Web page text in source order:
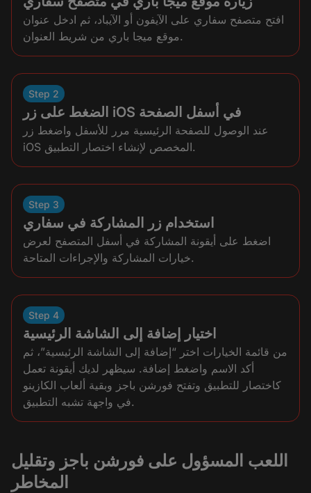
افتح متصفح سفاري على الآيفون أو الآيباد، ثم ادخل عنوان
موقع ميجا باري من شريط العنوان.
Step 2
الضغط على زر iOS في أسفل الصفحة
عند الوصول للصفحة الرئيسية مرر للأسفل واضغط زر
iOS المخصص لإنشاء اختصار التطبيق.
Step 3
استخدام زر المشاركة في سفاري
اضغط على أيقونة المشاركة في أسفل المتصفح لعرض
خيارات المشاركة والإجراءات المتاحة.
Step 4
اختيار إضافة إلى الشاشة الرئيسية
من قائمة الخيارات اختر “إضافة إلى الشاشة الرئيسية”، ثم
أكد الاسم واضغط إضافة. سيظهر لديك أيقونة تعمل
كاختصار للتطبيق وتفتح فورشن باجز وبقية ألعاب الكازينو
في واجهة تشبه التطبيق.
اللعب المسؤول على فورشن باجز وتقليل
المخاطر